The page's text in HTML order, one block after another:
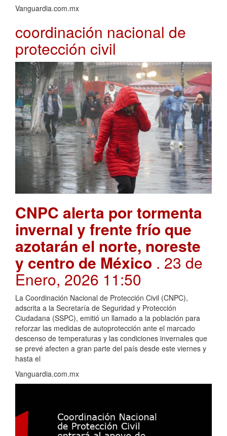
Vanguardia.com.mx
coordinación nacional de
protección civil
CNPC alerta por tormenta
invernal y frente frío que
azotarán el norte, noreste
y centro de México . 23 de
Enero, 2026 11:50
La Coordinación Nacional de Protección Civil (CNPC),
adscrita a la Secretaría de Seguridad y Protección
Ciudadana (SSPC), emitió un llamado a la población para
reforzar las medidas de autoprotección ante el marcado
descenso de temperaturas y las condiciones invernales que
se prevé afecten a gran parte del país desde este viernes y
hasta el
Vanguardia.com.mx